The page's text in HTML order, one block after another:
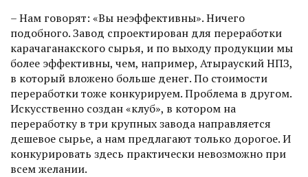
– Нам говорят: «Вы неэффективны». Ничего
подобного. Завод спроектирован для переработки
карачаганакского сырья, и по выходу продукции мы
более эффективны, чем, например, Атырауский НПЗ,
в который вложено больше денег. По стоимости
переработки тоже конкурируем. Проблема в другом.
Искусствен­но создан «клуб», в котором на
переработку в три крупных завода направляется
дешевое сырье, а нам предлагают только дорогое. И
конкурировать здесь прак­тически невозможно при
всем желании.